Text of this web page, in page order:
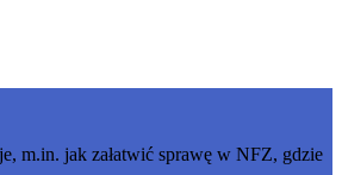
m.in. jak załatwić sprawę w NFZ, gdzie